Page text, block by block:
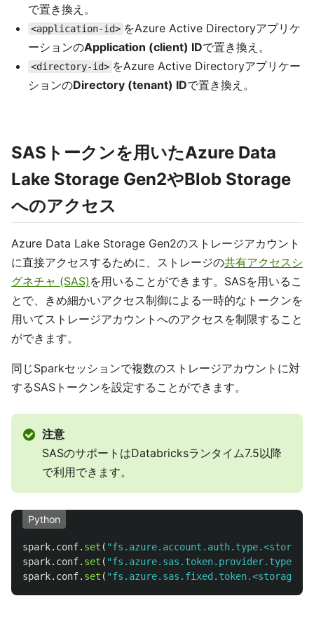
で置き換え。
<application-id> をAzure Active Directoryアプリケ
ーションのApplication (client) IDで置き換え。
<directory-id> をAzure Active Directoryアプリケー
ションのDirectory (tenant) IDで置き換え。
SASトークンを用いたAzure Data
Lake Storage Gen2やBlob Storage
へのアクセス
Azure Data Lake Storage Gen2のストレージアカウント
に直接アクセスするために、ストレージの共有アクセスシ
グネチャ (SAS) を用いることができます。SASを用いるこ
とで、きめ細かいアクセス制御による一時的なトークンを
用いてストレージアカウントへのアクセスを制限すること
ができます。
同じSparkセッションで複数のストレージアカウントに対
するSASトークンを設定することができます。
注意
SASのサポートはDatabricksランタイム7.5以降
で利用できます。
Python
spark. conf. set ( "
spark. conf. set ( "
spark. conf. set ( "fs.azure.sas.fixed.token.<storage-